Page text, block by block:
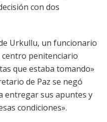
con dos
Urkullu, un funcionario
centro penitenciario
que estaba tomando»
de Paz se negó
entregar sus apuntes y
condiciones».